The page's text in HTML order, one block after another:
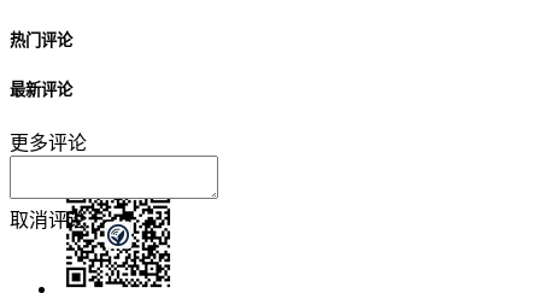
热门评论
最新评论
更多评论
取消评论